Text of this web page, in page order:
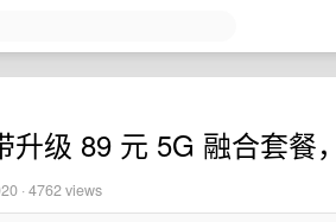
级 89 元 5G 融合套餐
· 4762 views